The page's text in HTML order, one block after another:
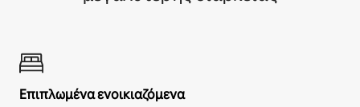
Επιπλωμένα ενοικιαζόμενα